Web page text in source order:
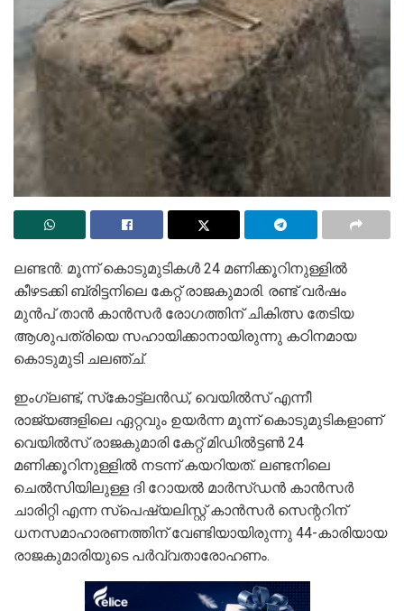
ലണ്ടന്‍: മൂന്ന് കൊടുമുടികള്‍ 24 മണിക്കൂറിനുള്ളില്‍
കീഴടക്കി ബ്രിട്ടനിലെ കേറ്റ് രാജകുമാരി. രണ്ട് വര്‍ഷം
മുന്‍പ് താന്‍ കാന്‍സര്‍ രോഗത്തിന് ചികിത്സ തേടിയ
ആശുപത്രിയെ സഹായിക്കാനായിരുന്നു കഠിനമായ
കൊടുമുടി ചലഞ്ച്.
ഇംഗ്ലണ്ട്, സ്‌കോട്ട്ലന്‍ഡ്, വെയില്‍സ് എന്നീ
രാജ്യങ്ങളിലെ ഏറ്റവും ഉയര്‍ന്ന മൂന്ന് കൊടുമുടികളാണ്
വെയില്‍സ് രാജകുമാരി കേറ്റ് മിഡില്‍ട്ടണ്‍ 24
മണിക്കൂറിനുള്ളില്‍ നടന്ന് കയറിയത്. ലണ്ടനിലെ
ചെല്‍സിയിലുള്ള ദി റോയല്‍ മാര്‍സ്ഡന്‍ കാന്‍സര്‍
ചാരിറ്റി എന്ന സ്‌പെഷ്യലിസ്റ്റ് കാന്‍സര്‍ സെന്ററിന്
ധനസമാഹാരണത്തിന് വേണ്ടിയായിരുന്നു 44-കാരിയായ
രാജകുമാരിയുടെ പര്‍വ്വതാരോഹണം.